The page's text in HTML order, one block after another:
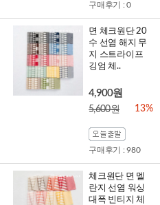
구매후기 : 0
면 체크원단 20
수 선염 해지 무
지 스트라이프
깅엄 체..
4,900원
5,600원 13%
구매후기 : 980
체크원단 면 멜
란지 선염 워싱
대폭 빈티지 체